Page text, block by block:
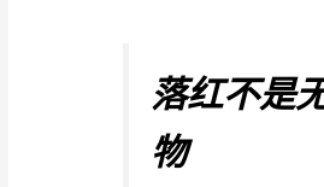
落红不是
物